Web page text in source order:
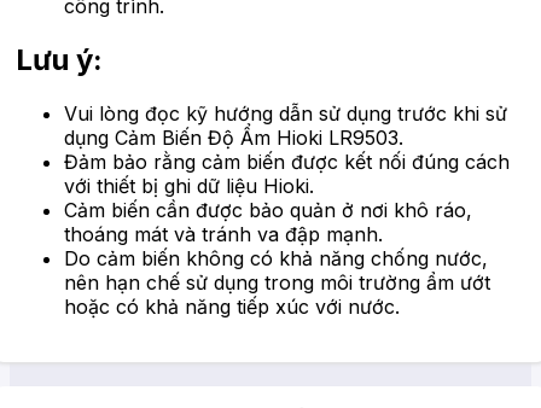
công trình.
Lưu ý:
Vui lòng đọc kỹ hướng dẫn sử dụng trước khi sử
dụng Cảm Biến Độ Ẩm Hioki LR9503.
Đảm bảo rằng cảm biến được kết nối đúng cách
với thiết bị ghi dữ liệu Hioki.
Cảm biến cần được bảo quản ở nơi khô ráo,
thoáng mát và tránh va đập mạnh.
Do cảm biến không có khả năng chống nước,
nên hạn chế sử dụng trong môi trường ẩm ướt
hoặc có khả năng tiếp xúc với nước.